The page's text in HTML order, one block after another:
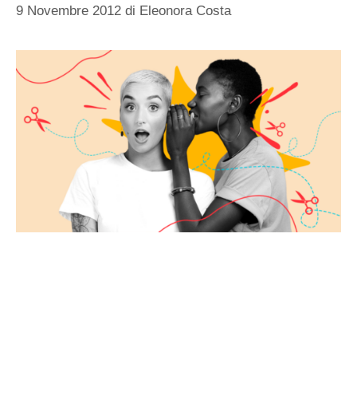
9 Novembre 2012 di Eleonora Costa